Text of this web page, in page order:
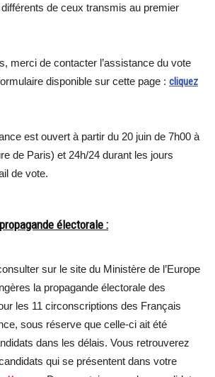
de ceux transmis au premier
merci de contacter l’assistance du vote
disponible sur cette page : cliquez
est ouvert à partir du 20 juin de 7h00 à
de Paris) et 24h/24 durant les jours
de vote.
électorale :
sur le site du Ministère de l’Europe
la propagande électorale des
les 11 circonscriptions des Français
sous réserve que celle-ci ait été
dans les délais. Vous retrouverez
qui se présentent dans votre